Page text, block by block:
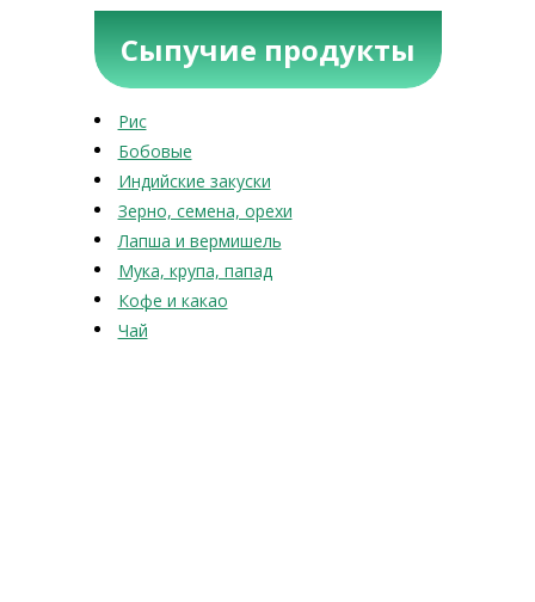
Сыпучие продукты
Рис
Бобовые
Индийские закуски
Зерно, семена, орехи
Лапша и вермишель
Мука, крупа, папад
Кофе и какао
Чай